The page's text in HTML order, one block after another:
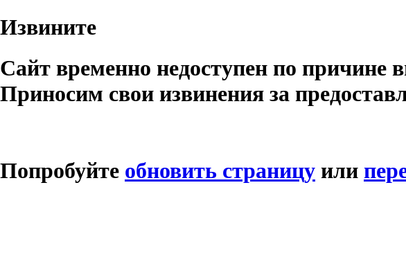
Извините
Сайт временно недоступен по причине
Приносим свои извинения за
Попробуйте обновить страницу или